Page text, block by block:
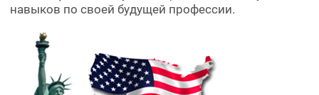
навыков по своей будущей профессии.